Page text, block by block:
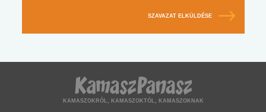
SZAVAZAT ELKÜLDÉSE
KAMASZOKRÓL, KAMASZOKTÓL, KAMASZOKNAK